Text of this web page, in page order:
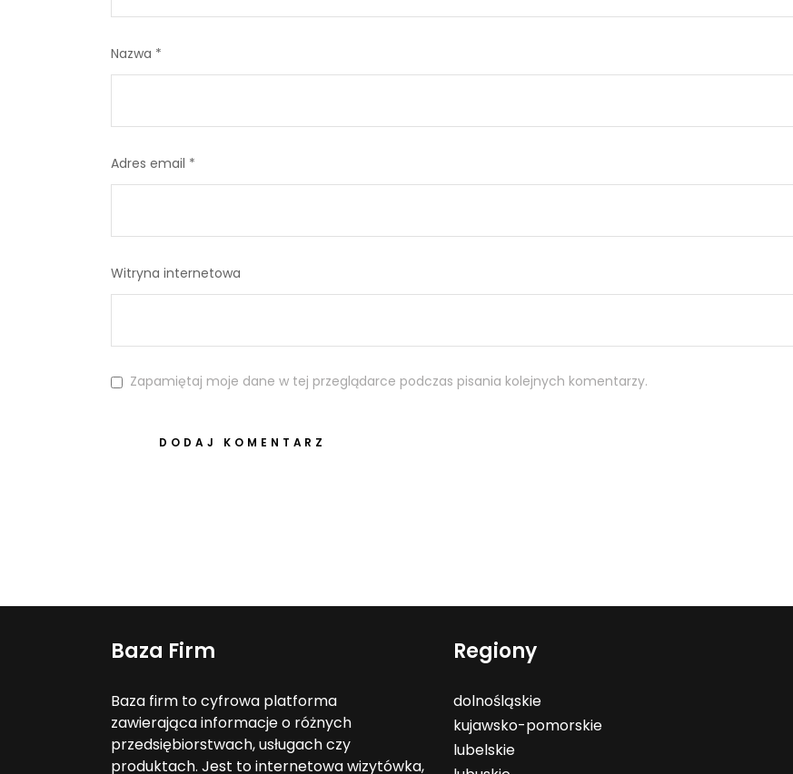
Nazwa *
Adres email *
Witryna internetowa
Zapamiętaj moje dane w tej przeglądarce podczas pisania kolejnych komentarzy.
DODAJ KOMENTARZ
Baza Firm
Baza firm to cyfrowa platforma
zawierająca informacje o różnych
przedsiębiorstwach, usługach czy
produktach. Jest to internetowa wizytówka,
Regiony
dolnośląskie
kujawsko-pomorskie
lubelskie